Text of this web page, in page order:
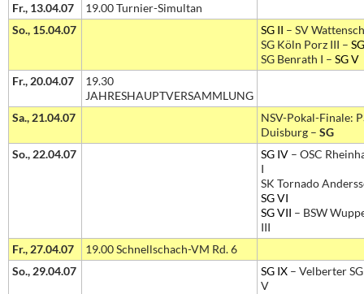
Fr., 13.04.07
19.00 Turnier-Simultan
So., 15.04.07
SG II – SV
SG Köln Porz III –
SG Benrath I – SG V
Fr., 20.04.07
19.30
JAHRESHAUPTVERSAMMLUNG
Sa., 21.04.07
NSV-Pokal-Finale:
Duisburg – SG
So., 22.04.07
SG IV – OSC
I
SK Tornado
SG VI
SG VII – BSW
III
Fr., 27.04.07
19.00 Schnellschach-VM Rd. 6
So., 29.04.07
SG IX – Velberter
V